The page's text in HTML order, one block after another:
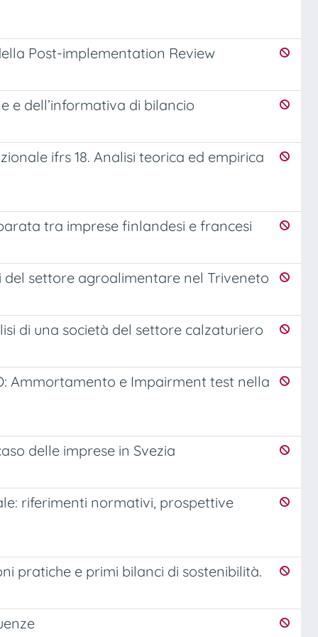
Post-implementation Review
e dell’informativa di bilancio
ifrs 18. Analisi teorica ed empirica
tra imprese finlandesi e francesi
settore agroalimentare nel Triveneto
di una società del settore calzaturiero
Ammortamento e Impairment test nella
delle imprese in Svezia
riferimenti normativi, prospettive
pratiche e primi bilanci di sostenibilità.